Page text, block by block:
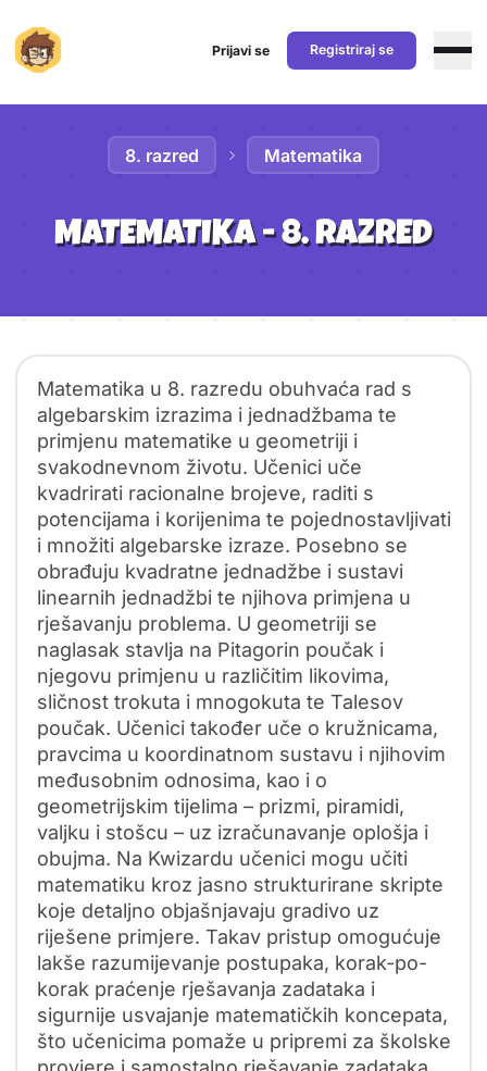
Prijavi se Registriraj se
8. razred Matematika
MATEMATIKA - 8. RAZRED
Pregled predmeta
Matematika u 8. razredu obuhvaća rad s
algebarskim izrazima i jednadžbama te
primjenu matematike u geometriji i
svakodnevnom životu. Učenici uče
kvadrirati racionalne brojeve, raditi s
potencijama i korijenima te pojednostavljivati
i množiti algebarske izraze. Posebno se
obrađuju kvadratne jednadžbe i sustavi
linearnih jednadžbi te njihova primjena u
rješavanju problema. U geometriji se
naglasak stavlja na Pitagorin poučak i
njegovu primjenu u različitim likovima,
sličnost trokuta i mnogokuta te Talesov
poučak. Učenici također uče o kružnicama,
pravcima u koordinatnom sustavu i njihovim
međusobnim odnosima, kao i o
geometrijskim tijelima – prizmi, piramidi,
valjku i stošcu – uz izračunavanje oplošja i
obujma. Na Kwizardu učenici mogu učiti
matematiku kroz jasno strukturirane skripte
koje detaljno objašnjavaju gradivo uz
riješene primjere. Takav pristup omogućuje
lakše razumijevanje postupaka, korak-po-
korak praćenje rješavanja zadataka i
sigurnije usvajanje matematičkih koncepata,
što učenicima pomaže u pripremi za školske